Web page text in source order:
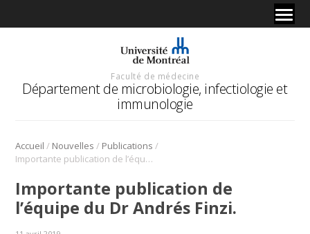
Faculté de médecine
Département de microbiologie, infectiologie et
immunologie
Accueil / Nouvelles / Publications /
Importante publication de l’équipe du Dr Andrés Finzi.
Importante publication de
l’équipe du Dr Andrés Finzi.